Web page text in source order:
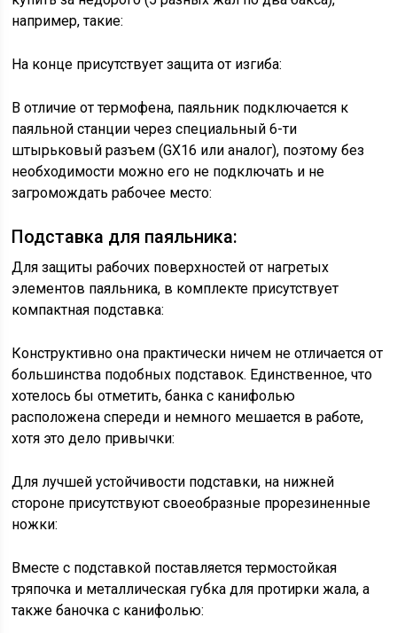
например, такие:
На конце присутствует защита от изгиба:
В отличие от термофена, паяльник подключается к
паяльной станции через специальный 6-ти
штырьковый разъем (GX16 или аналог), поэтому без
необходимости можно его не подключать и не
загромождать рабочее место:
Подставка для паяльника:
Для защиты рабочих поверхностей от нагретых
элементов паяльника, в комплекте присутствует
компактная подставка:
Конструктивно она практически ничем не отличается от
большинства подобных подставок. Единственное, что
хотелось бы отметить, банка с канифолью
расположена спереди и немного мешается в работе,
хотя это дело привычки:
Для лучшей устойчивости подставки, на нижней
стороне присутствуют своеобразные прорезиненные
ножки:
Вместе с подставкой поставляется термостойкая
тряпочка и металлическая губка для протирки жала, а
также баночка с канифолью: